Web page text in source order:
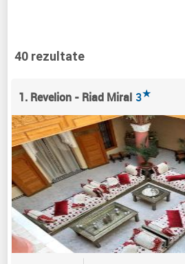
40 rezultate
1. Revelion - Riad Miral 3★